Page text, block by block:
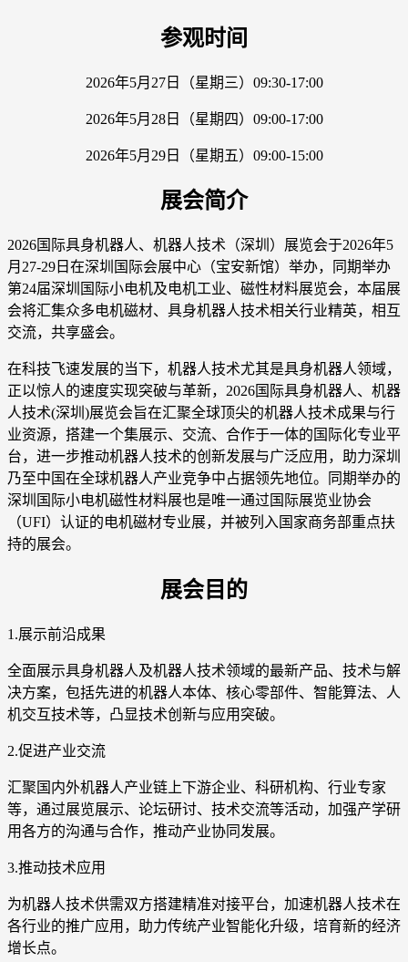
参观时间
2026年5月27日（星期三）09:30-17:00
2026年5月28日（星期四）09:00-17:00
2026年5月29日（星期五）09:00-15:00
展会简介
2026国际具身机器人、机器人技术（深圳）展览会于2026年5
月27-29日在深圳国际会展中心（宝安新馆）举办，同期举办
第24届深圳国际小电机及电机工业、磁性材料展览会，本届展
会将汇集众多电机磁材、具身机器人技术相关行业精英，相互
交流，共享盛会。
在科技飞速发展的当下，机器人技术尤其是具身机器人领域，
正以惊人的速度实现突破与革新，2026国际具身机器人、机器
人技术(深圳)展览会旨在汇聚全球顶尖的机器人技术成果与行
业资源，搭建一个集展示、交流、合作于一体的国际化专业平
台，进一步推动机器人技术的创新发展与广泛应用，助力深圳
乃至中国在全球机器人产业竞争中占据领先地位。同期举办的
深圳国际小电机磁性材料展也是唯一通过国际展览业协会
（UFI）认证的电机磁材专业展，并被列入国家商务部重点扶
持的展会。
展会目的
1.展示前沿成果
全面展示具身机器人及机器人技术领域的最新产品、技术与解
决方案，包括先进的机器人本体、核心零部件、智能算法、人
机交互技术等，凸显技术创新与应用突破。
2.促进产业交流
汇聚国内外机器人产业链上下游企业、科研机构、行业专家
等，通过展览展示、论坛研讨、技术交流等活动，加强产学研
用各方的沟通与合作，推动产业协同发展。
3.推动技术应用
为机器人技术供需双方搭建精准对接平台，加速机器人技术在
各行业的推广应用，助力传统产业智能化升级，培育新的经济
增长点。